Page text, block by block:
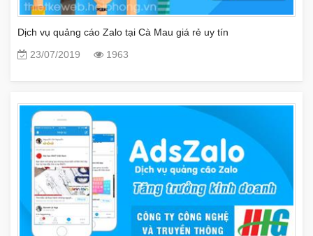
Dịch vụ quảng cáo Zalo tại Cà Mau giá rẻ uy tín
23/07/2019
1963